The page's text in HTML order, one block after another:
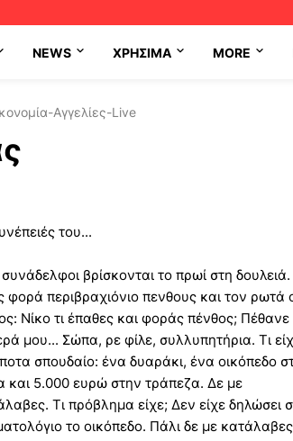
NEWS ΧΡΉΣΙΜΑ MORE
Αγγελίες-Live
του...
βρίσκονται το πρωί στη
φορά περιβραχιόνιο πενθους και τον ρωτά
Νίκο τι έπαθες και φοράς πένθος; Πέθανε
μου... Σώπα, ρε φίλε, συλλυπητήρια. Τι
σπουδαίο: ένα δυαράκι, ένα οικόπεδο
και 5.000 ευρώ στην τράπεζα. Δε με
Τι πρόβλημα είχε; Δεν είχε δηλώσει
το οικόπεδο. Πάλι δε με